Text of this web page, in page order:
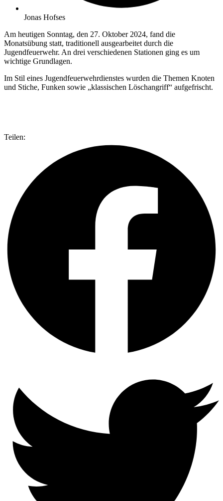
Jonas Hofses
Am heutigen Sonntag, den 27. Oktober 2024, fand die
Monatsübung statt, traditionell ausgearbeitet durch die
Jugendfeuerwehr. An drei verschiedenen Stationen ging es um
wichtige Grundlagen.
Im Stil eines Jugendfeuerwehrdienstes wurden die Themen Knoten
und Stiche, Funken sowie „klassischen Löschangriff“ aufgefrischt.
Teilen: